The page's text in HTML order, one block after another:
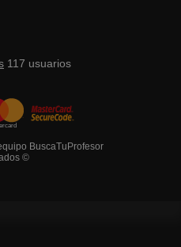
117 usuarios
BuscaTuProfesor
©